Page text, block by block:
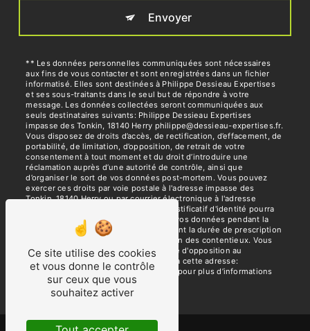
Envoyer
** Les données personnelles communiquées sont nécessaires
aux fins de vous contacter et sont enregistrées dans un fichier
informatisé. Elles sont destinées à Philippe Dessieau Expertises
et ses sous-traitants dans le seul but de répondre à votre
message. Les données collectées seront communiquées aux
seuls destinataires suivants: Philippe Dessieau Expertises
impasse des Tonkin, 18140 Herry philippe@dessieau-expertises.fr.
Vous disposez de droits d’accès, de rectification, d’effacement, de
portabilité, de limitation, d’opposition, de retrait de votre
consentement à tout moment et du droit d’introduire une
réclamation auprès d’une autorité de contrôle, ainsi que
d’organiser le sort de vos données post-mortem. Vous pouvez
exercer ces droits par voie postale à l'adresse impasse des
Tonkin, 18140 Herry ou par courrier électronique à l'adresse
philippe@dessieau-expertises.fr. Un justificatif d'identité pourra
vous être demandé. Nous conservons vos données pendant la
période de prise de contact puis pendant la durée de prescription
légale aux fins probatoires et de gestion des contentieux. Vous
avez le droit de vous inscrire sur la liste d'opposition au
démarchage téléphonique, disponible à cette adresse:
Bloctel.gouv.fr. Consultez le site cnil.fr pour plus d’informations
sur vos droits.
Ce site utilise des cookies
et vous donne le contrôle
sur ceux que vous
souhaitez activer